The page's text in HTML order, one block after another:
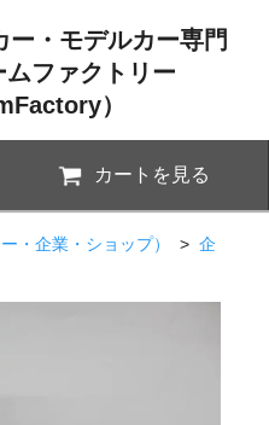
ー・モデルカー専門
ファクトリー
）
カートを見る
・企業・ショップ） > 企